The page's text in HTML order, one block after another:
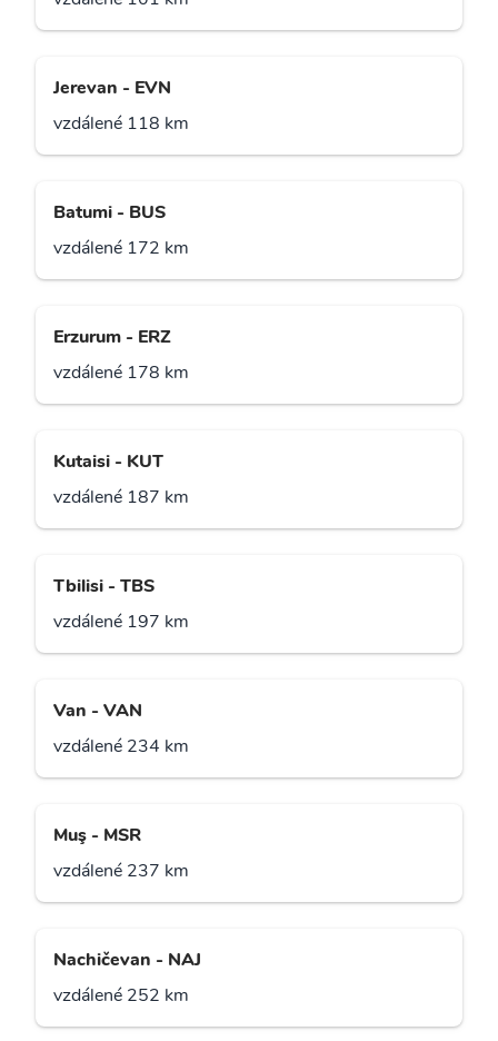
Jerevan - EVN
vzdálené 118 km
Batumi - BUS
vzdálené 172 km
Erzurum - ERZ
vzdálené 178 km
Kutaisi - KUT
vzdálené 187 km
Tbilisi - TBS
vzdálené 197 km
Van - VAN
vzdálené 234 km
Muş - MSR
vzdálené 237 km
Nachičevan - NAJ
vzdálené 252 km